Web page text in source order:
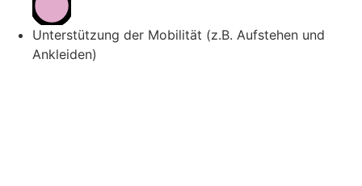
Unterstützung der Mobilität (z.B. Aufstehen und
Ankleiden)